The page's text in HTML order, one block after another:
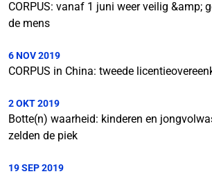
CORPUS: vanaf 1 juni weer veilig &amp;
de mens
6 NOV 2019
CORPUS in China: tweede
2 OKT 2019
Botte(n) waarheid: kinderen en
zelden de piek
19 SEP 2019